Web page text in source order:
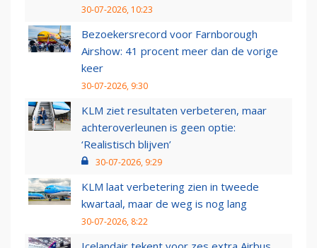
30-07-2026, 10:23
Bezoekersrecord voor Farnborough
Airshow: 41 procent meer dan de vorige
keer
30-07-2026, 9:30
KLM ziet resultaten verbeteren, maar
achteroverleunen is geen optie:
‘Realistisch blijven’
30-07-2026, 9:29
KLM laat verbetering zien in tweede
kwartaal, maar de weg is nog lang
30-07-2026, 8:22